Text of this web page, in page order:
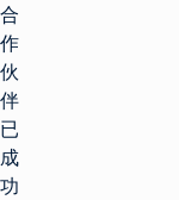
合
作
伙
伴
已
成
功